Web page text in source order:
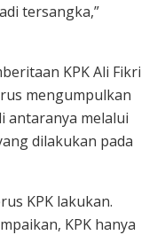
tersangka,”
KPK Ali Fikri
mengumpulkan
antaranya melalui
dilakukan pada
KPK lakukan.
KPK hanya